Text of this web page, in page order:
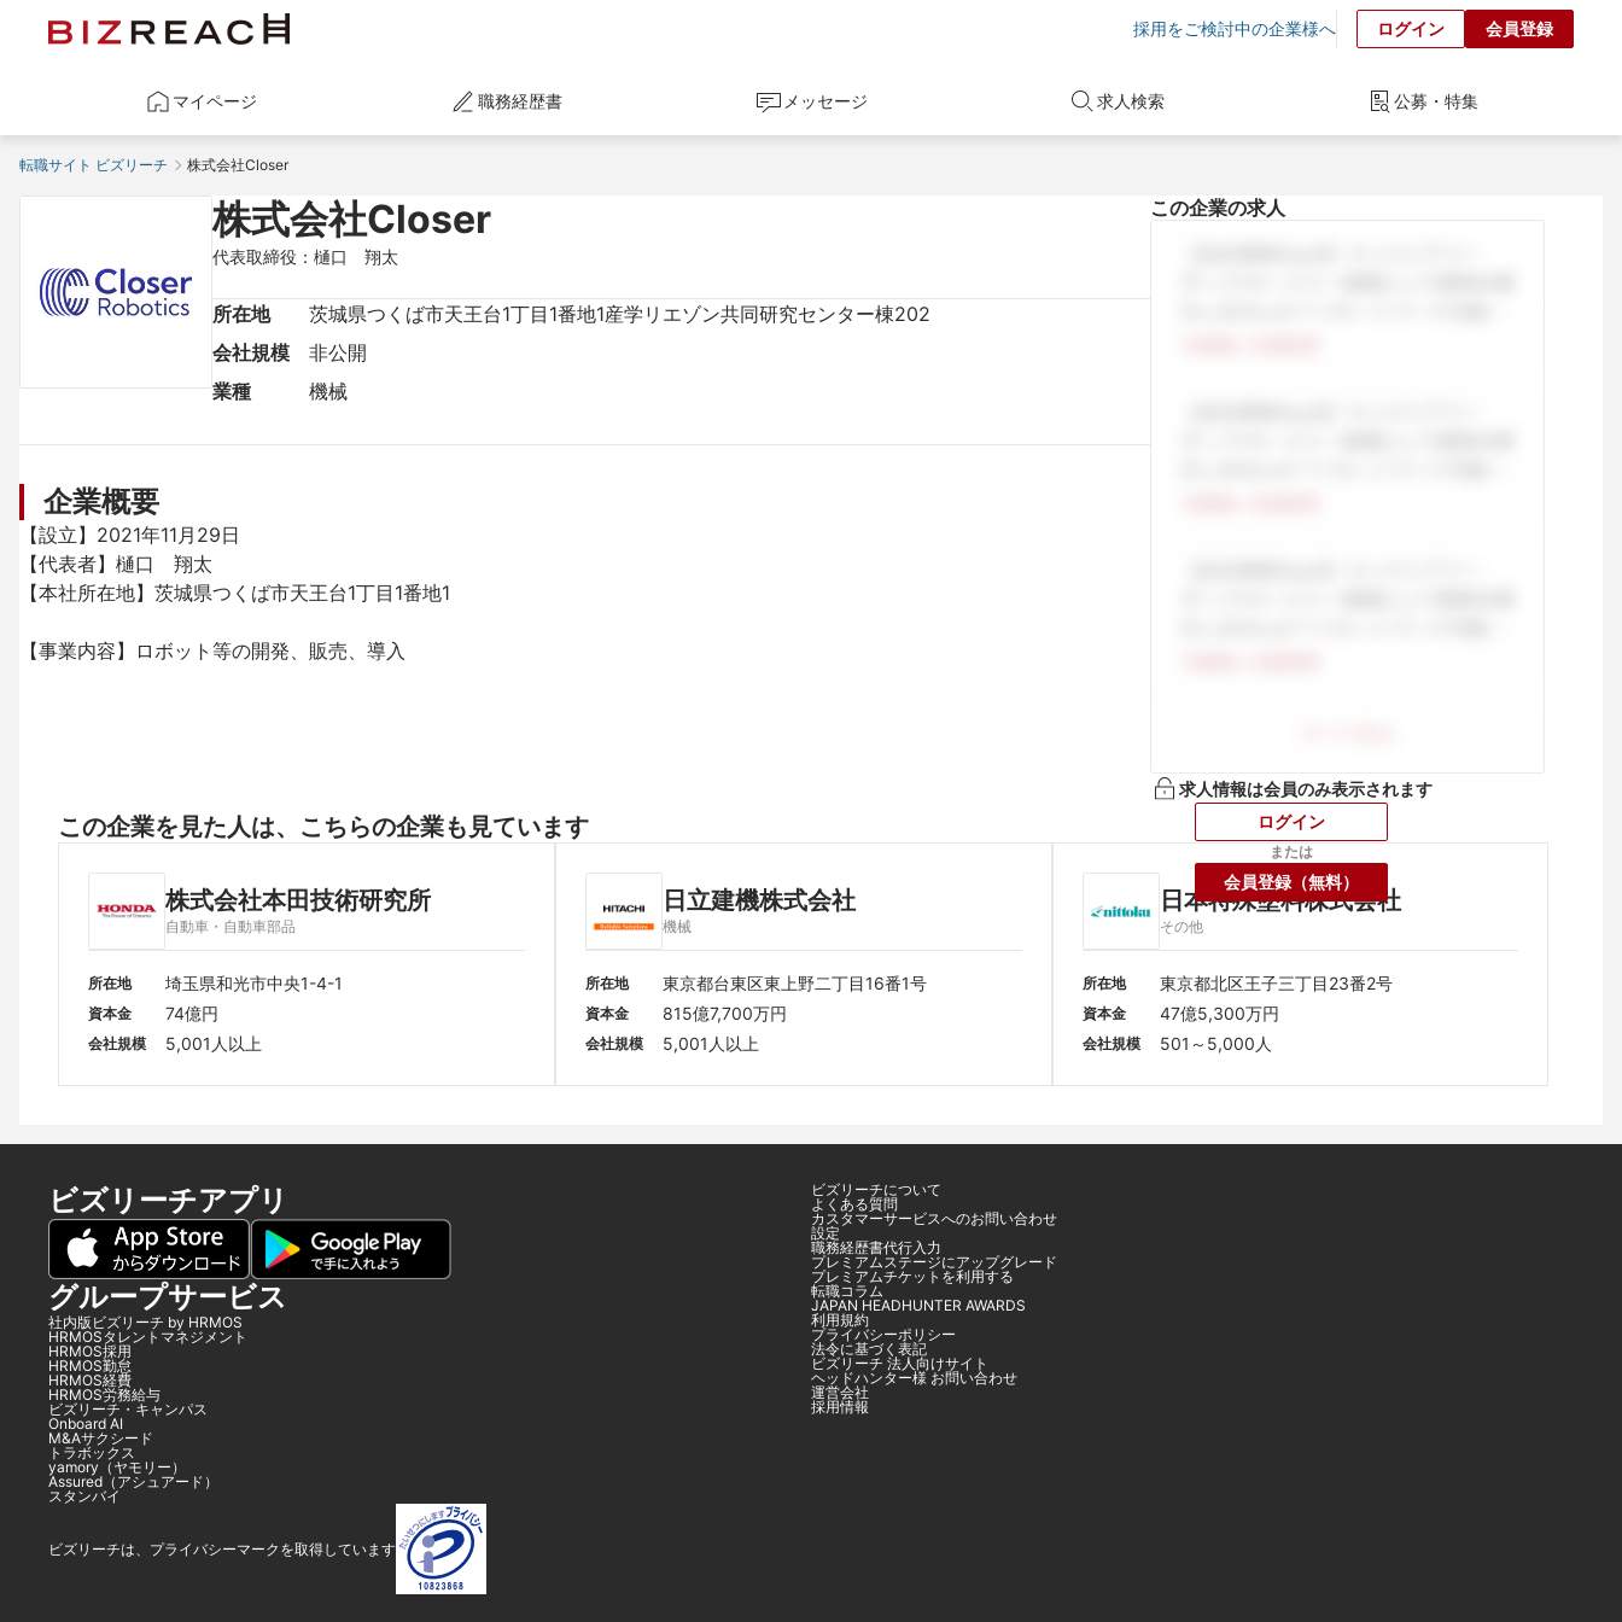
採用をご検討中の企業様へ ログイン 会員登録
マイページ 職務経歴書 メッセージ 求人検索 公募・特集
転職サイト ビズリーチ 株式会社Closer
株式会社Closer
代表取締役：樋口　翔太
所在地
茨城県つくば市天王台1丁目1番地1産学リエゾン共同研究センター棟202
会社規模
非公開
業種
機械
企業概要
【設立】2021年11月29日
【代表者】樋口　翔太
【本社所在地】茨城県つくば市天王台1丁目1番地1
【事業内容】ロボット等の開発、販売、導入
この企業の求人
求人情報は会員のみ表示されます
ログイン
または
会員登録（無料）
この企業を見た人は、こちらの企業も見ています
株式会社本田技術研究所
自動車・自動車部品
所在地 埼玉県和光市中央1-4-1
資本金 74億円
会社規模 5,001人以上
日立建機株式会社
機械
所在地 東京都台東区東上野二丁目16番1号
資本金 815億7,700万円
会社規模 5,001人以上
日本特殊塗料株式会社
その他
所在地 東京都北区王子三丁目23番2号
資本金 47億5,300万円
会社規模 501～5,000人
ビズリーチアプリ
グループサービス
社内版ビズリーチ by HRMOS
HRMOSタレントマネジメント
HRMOS採用
HRMOS勤怠
HRMOS経費
HRMOS労務給与
ビズリーチ・キャンパス
Onboard AI
M&Aサクシード
トラボックス
yamory（ヤモリー）
Assured（アシュアード）
スタンバイ
ビズリーチについて
よくある質問
カスタマーサービスへのお問い合わせ
設定
職務経歴書代行入力
プレミアムステージにアップグレード
プレミアムチケットを利用する
転職コラム
JAPAN HEADHUNTER AWARDS
利用規約
プライバシーポリシー
法令に基づく表記
ビズリーチ 法人向けサイト
ヘッドハンター様 お問い合わせ
運営会社
採用情報
ビズリーチは、プライバシーマークを取得しています